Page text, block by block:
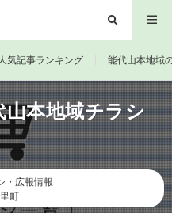
人気記事ランキング 能代山本地域
本地域チラシ
・広報情報
町